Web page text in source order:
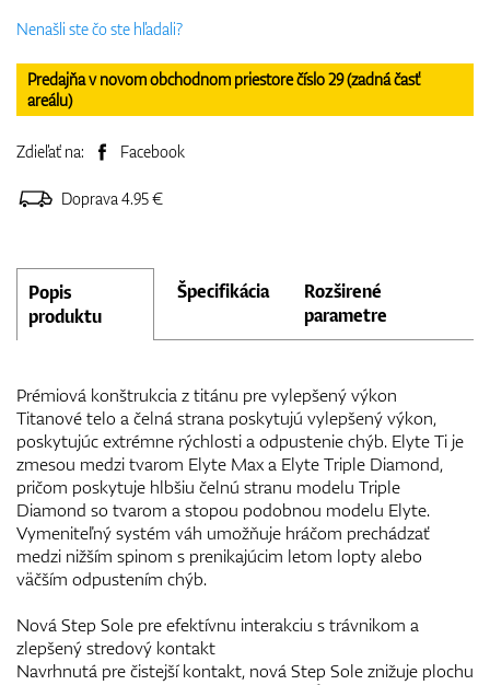
Nenašli ste čo ste hľadali?
Predajňa v novom obchodnom priestore číslo 29 (zadná časť
areálu)
Zdieľať na: Facebook
Doprava 4.95 €
Popis
produktu
Špecifikácia
Rozširené
parametre
Prémiová konštrukcia z titánu pre vylepšený výkon
Titanové telo a čelná strana poskytujú vylepšený výkon,
poskytujúc extrémne rýchlosti a odpustenie chýb. Elyte Ti je
zmesou medzi tvarom Elyte Max a Elyte Triple Diamond,
pričom poskytuje hlbšiu čelnú stranu modelu Triple
Diamond so tvarom a stopou podobnou modelu Elyte.
Vymeniteľný systém váh umožňuje hráčom prechádzať
medzi nižším spinom s prenikajúcim letom lopty alebo
väčším odpustením chýb.
Nová Step Sole pre efektívnu interakciu s trávnikom a
zlepšený stredový kontakt
Navrhnutá pre čistejší kontakt, nová Step Sole znižuje plochu